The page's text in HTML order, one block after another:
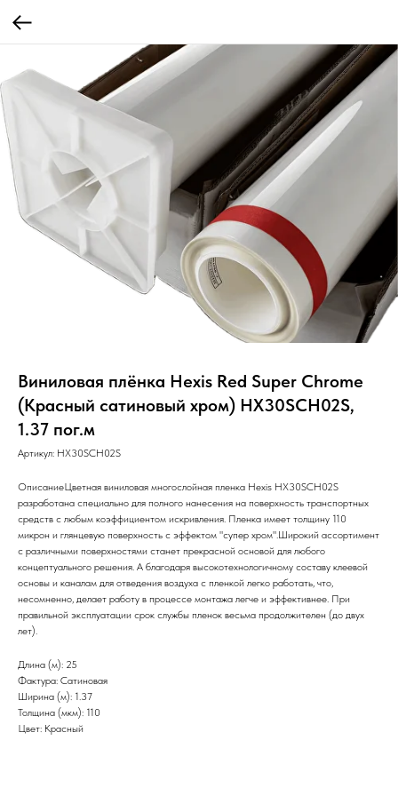
Виниловая плёнка Hexis Red Super Chrome
(Красный сатиновый хром) HX30SCH02S,
1.37 пог.м
Артикул: HX30SCH02S
ОписаниеЦветная виниловая многослойная пленка Hexis HX30SCH02S
разработана специально для полного нанесения на поверхность транспортных
средств с любым коэффициентом искривления. Пленка имеет толщину 110
микрон и глянцевую поверхность с эффектом "супер хром".Широкий ассортимент
с различными поверхностями станет прекрасной основой для любого
концептуального решения. А благодаря высокотехнологичному составу клеевой
основы и каналам для отведения воздуха с пленкой легко работать, что,
несомненно, делает работу в процессе монтажа легче и эффективнее. При
правильной эксплуатации срок службы пленок весьма продолжителен (до двух
лет).
Длина (м): 25
Фактура: Сатиновая
Ширина (м): 1.37
Толщина (мкм): 110
Цвет: Красный